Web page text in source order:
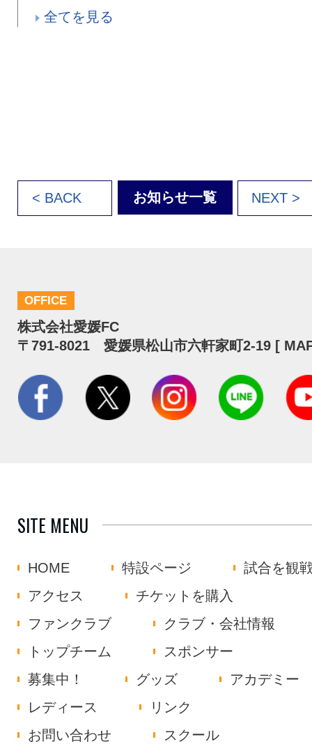
全てを見る
< BACK お知らせ一覧 NEXT >
OFFICE
株式会社愛媛FC
〒791-8021 愛媛県松山市六軒家町2-19 [
SITE MENU
HOME 特設ページ
試合を観
アクセス
チケットを購入
ファンクラブ
クラブ・会社情報
トップチーム
スポンサー
募集中！
グッズ
アカデミー
レディース
リンク
お問い合わせ
スクール